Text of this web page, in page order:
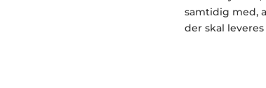
samtidig med,
der skal